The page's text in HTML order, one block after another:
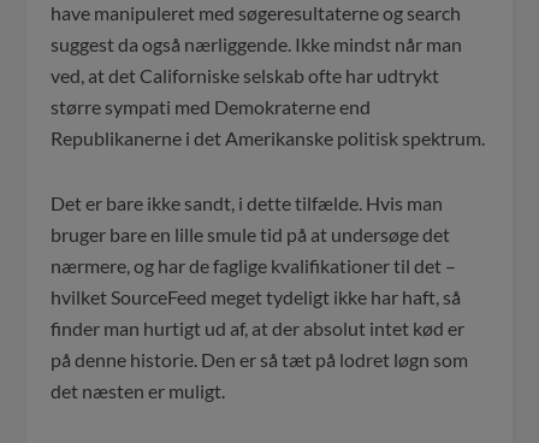
have manipuleret med søgeresultaterne og search
suggest da også nærliggende. Ikke mindst når man
ved, at det Californiske selskab ofte har udtrykt
større sympati med Demokraterne end
Republikanerne i det Amerikanske politisk spektrum.
Det er bare ikke sandt, i dette tilfælde. Hvis man
bruger bare en lille smule tid på at undersøge det
nærmere, og har de faglige kvalifikationer til det –
hvilket SourceFeed meget tydeligt ikke har haft, så
finder man hurtigt ud af, at der absolut intet kød er
på denne historie. Den er så tæt på lodret løgn som
det næsten er muligt.